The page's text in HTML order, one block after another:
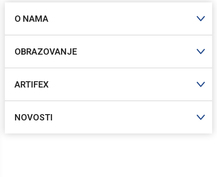
O NAMA
OBRAZOVANJE
ARTIFEX
NOVOSTI